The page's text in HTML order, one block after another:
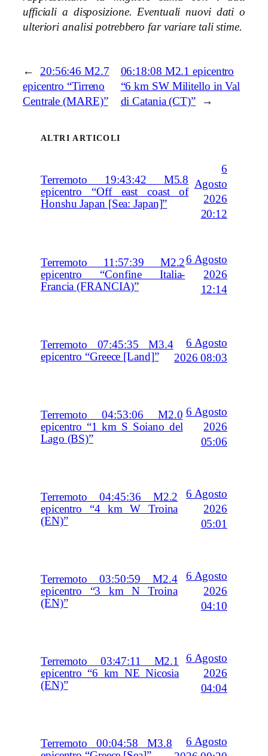
ufficiali a disposizione. Eventuali nuovi dati o
ulteriori analisi potrebbero far variare tali stime.
←
20:56:46 M2.7
epicentro “Tirreno
Centrale (MARE)”
06:18:08 M2.1 epicentro
“6 km SW Militello in Val
di Catania (CT)”
→
ALTRI ARTICOLI
Terremoto 19:43:42 M5.8
epicentro “Off east coast of
Honshu Japan [Sea: Japan]”
6
Agosto
2026
20:12
Terremoto 11:57:39 M2.2
epicentro “Confine Italia-
Francia (FRANCIA)”
6 Agosto
2026
12:14
Terremoto 07:45:35 M3.4
epicentro “Greece [Land]”
6 Agosto
2026 08:03
Terremoto 04:53:06 M2.0
epicentro “1 km S Soiano del
Lago (BS)”
6 Agosto
2026
05:06
Terremoto 04:45:36 M2.2
epicentro “4 km W Troina
(EN)”
6 Agosto
2026
05:01
Terremoto 03:50:59 M2.4
epicentro “3 km N Troina
(EN)”
6 Agosto
2026
04:10
Terremoto 03:47:11 M2.1
epicentro “6 km NE Nicosia
(EN)”
6 Agosto
2026
04:04
Terremoto 00:04:58 M3.8
6 Agosto